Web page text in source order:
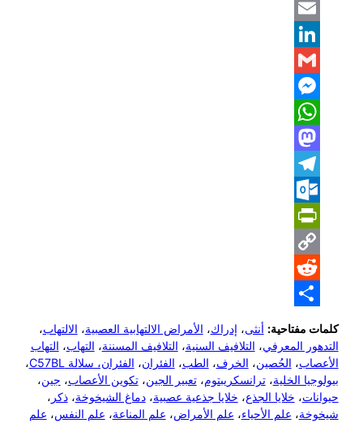
X
Email
LinkedIn
Gmail
Messenger
WhatsApp
Mastodon
Telegram
Outlook.com
PrintFriendly
Copy
Link
Reddit
كلمات مفتاحية: أنثى، إدراك، الأمراض الالتهابية العصبية، الالتهاب،
التدهور المعرفي، التلافيف السنية، التلافيف المسننة، التهاب، التهاب
الأعصاب، الحُصين، الخرف، الطب، الفئران، الفئران، سلالة C57BL
،
بيولوجيا الخلية،ترانسكريبتوم،تعبير الجين،تكوين الأعصاب، جين،
حيوانات، خلايا الجذع، خلايا جذعية عصبية،دماغ الشيخوخة،ذكر ،
شيخوخة، علم الأحياء، علم الأمراض، علم المناعة، علم النفس، علم